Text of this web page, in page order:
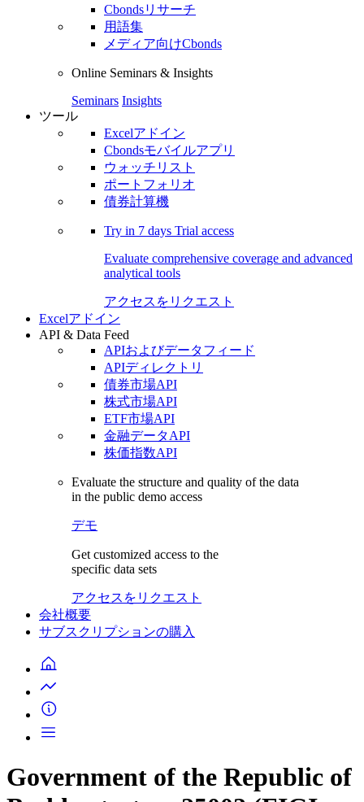
Cbondsリサーチ
用語集
メディア向けCbonds
Online Seminars & Insights
Seminars Insights
ツール
Excelアドイン
Cbondsモバイルアプリ
ウォッチリスト
ポートフォリオ
債券計算機
Try in 7 days Trial access
Evaluate comprehensive coverage and advanced
analytical tools
アクセスをリクエスト
Excelアドイン
API & Data Feed
APIおよびデータフィード
APIディレクトリ
債券市場API
株式市場API
ETF市場API
金融データAPI
株価指数API
Evaluate the structure and quality of the data
in the public demo access
デモ
Get customized access to the
specific data sets
アクセスをリクエスト
会社概要
サブスクリプションの購入
Government of the Republic of